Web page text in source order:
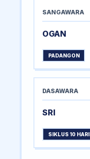
SANGAWARA
OGAN
PADANGON
DASAWARA
SRI
SIKLUS 10 HARI